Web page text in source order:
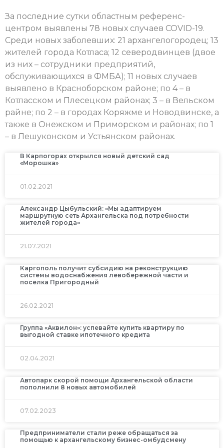
За последние сутки областным референс-
центром выявлены 78 новых случаев COVID-19.
Среди новых заболевших: 21 архангелогородец; 13
жителей города Котласа; 12 северодвинцев (двое
из них – сотрудники предприятий,
обслуживающихся в ФМБА); 11 новых случаев
выявлено в Красноборском районе; по 4 – в
Котласском и Плесецком районах; 3 – в Вельском
райне; по 2 – в городах Коряжме и Новодвинске, а
также в Онежском и Приморском и районах; по 1
– в Лешуконском и Устьянском районах.
В Карпогорах открылся новый детский сад
«Морошка»
01.02.2021
Александр Цыбульский: «Мы адаптируем
маршрутную сеть Архангельска под потребности
жителей города»
21.07.2021
Каргополь получит субсидию на реконструкцию
системы водоснабжения левобережной части и
поселка Пригородный
26.02.2021
Группа «Аквилон»: успевайте купить квартиру по
выгодной ставке ипотечного кредита
02.04.2021
Автопарк скорой помощи Архангельской области
пополнили 8 новых автомобилей
07.02.2023
Предприниматели стали реже обращаться за
помощью к архангельскому бизнес-омбудсмену